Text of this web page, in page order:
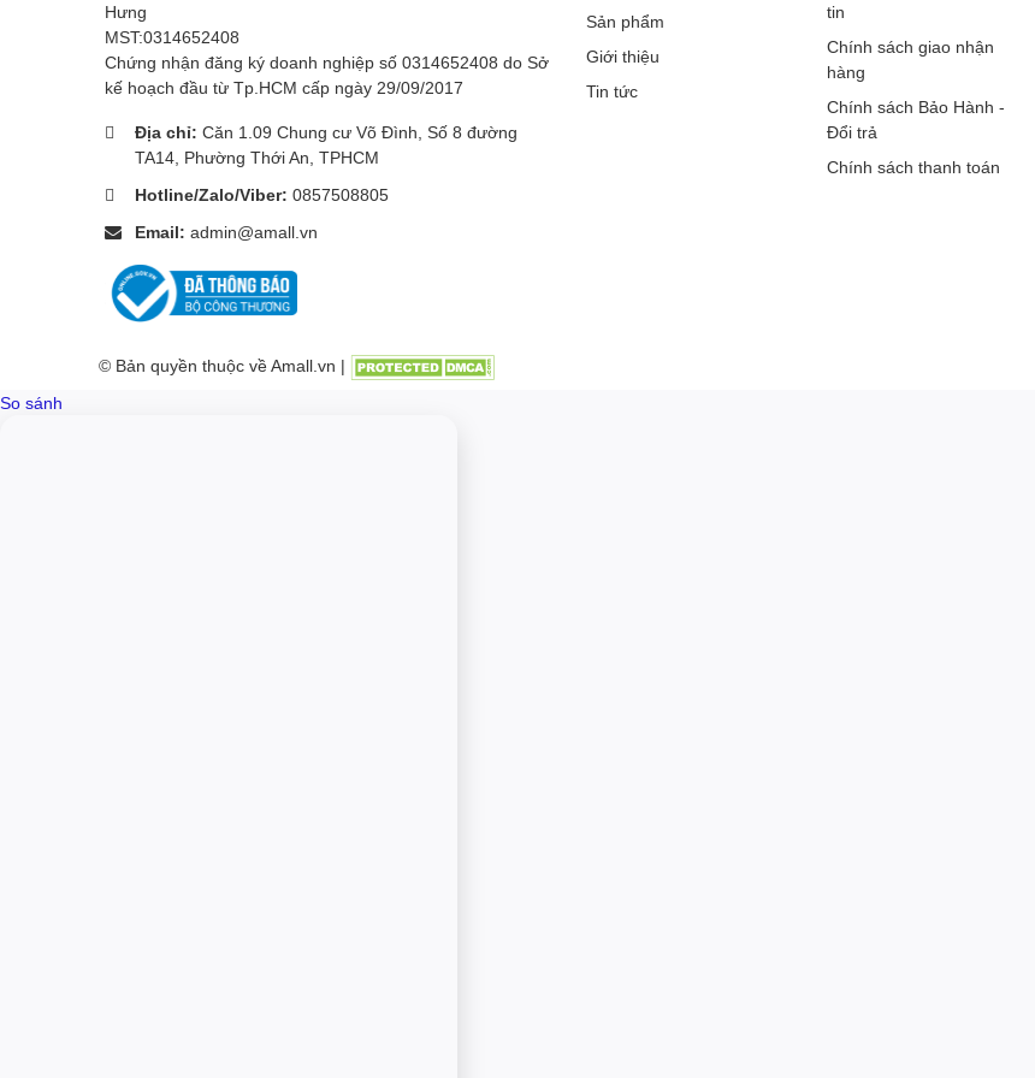
Hưng
MST:0314652408
Chứng nhận đăng ký doanh nghiệp số 0314652408 do Sở
kế hoạch đầu từ Tp.HCM cấp ngày 29/09/2017
Địa chỉ: Căn 1.09 Chung cư Võ Đình, Số 8 đường
TA14, Phường Thới An, TPHCM
Hotline/Zalo/Viber: 0857508805
Email: admin@amall.vn
Sản phẩm
Giới thiệu
Tin tức
tin
Chính sách giao nhận
hàng
Chính sách Bảo Hành -
Đổi trả
Chính sách thanh toán
© Bản quyền thuộc về Amall.vn |
So sánh